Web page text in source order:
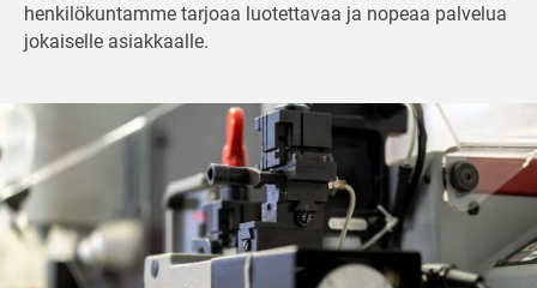
henkilökuntamme tarjoaa luotettavaa ja nopeaa palvelua
jokaiselle asiakkaalle.